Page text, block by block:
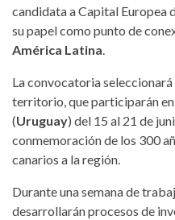
candidata a Capital Europea
su papel como punto de
América Latina.
La convocatoria
territorio, que participarán en
(Uruguay) del 15 al 21 de
conmemoración de los 300
canarios a la región.
Durante una semana de
desarrollarán procesos de